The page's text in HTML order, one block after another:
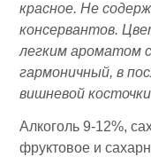
красное. Не
консервантов.
легким ароматом
гармоничный, в
вишневой
Алкоголь 9-12%,
фруктовое и